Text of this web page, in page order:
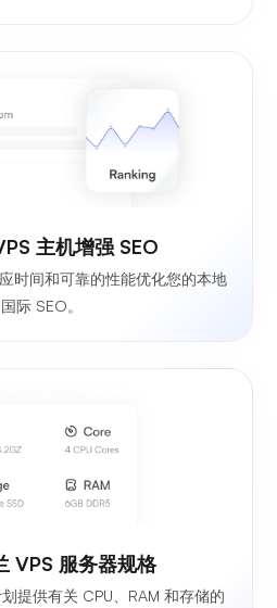
主机增强 SEO
时间和可靠的性能优化您的本地
际 SEO。
VPS 服务器规格
提供有关 CPU、RAM 和存储的